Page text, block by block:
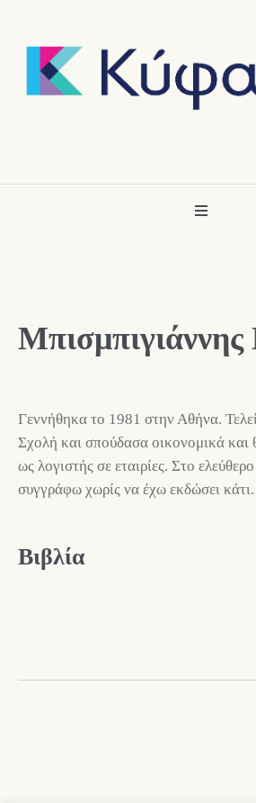
Μπισμπιγιάννης
Γεννήθηκα το 1981 στην Αθήνα.
Σχολή και σπούδασα οικονομικά και
ως λογιστής σε εταιρίες. Στο
συγγράφω χωρίς να έχω εκδώσει κάτι.
Βιβλία